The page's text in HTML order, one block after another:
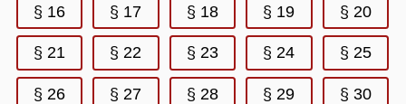
§ 16 § 17 § 18 § 19 § 20
§ 21 § 22 § 23 § 24 § 25
§ 26 § 27 § 28 § 29 § 30